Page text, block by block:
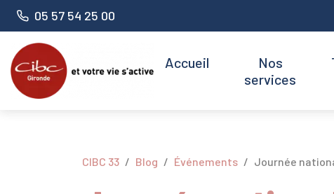
Numéro de téléphone :
05 57 54 25 00
Accueil
Nos
services
CIBC 33 Blog Événements Journée
Panneau de gestion des cookies